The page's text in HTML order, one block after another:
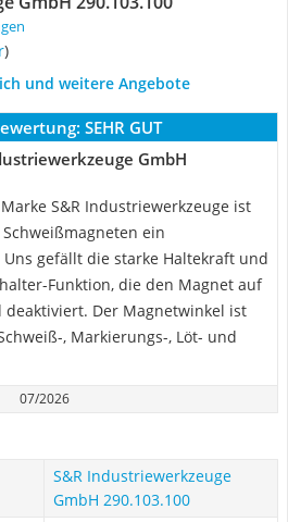
)
und weitere Angebote
SEHR GUT
GmbH
S&R Industriewerkzeuge ist
ein
gefällt die starke Haltekraft und
Funktion, die den Magnet auf
Der Magnetwinkel ist
, Markierungs-, Löt- und
07/2026
S&R Industriewerkzeuge
GmbH 290.103.100